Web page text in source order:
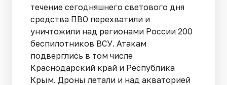
течение сегодняшнего светового дня
средства ПВО перехватили и
уничтожили над регионами России 200
беспилотников ВСУ. Атакам
подверглись в том числе
Краснодарский край и Республика
Крым. Дроны летали и над акваторией